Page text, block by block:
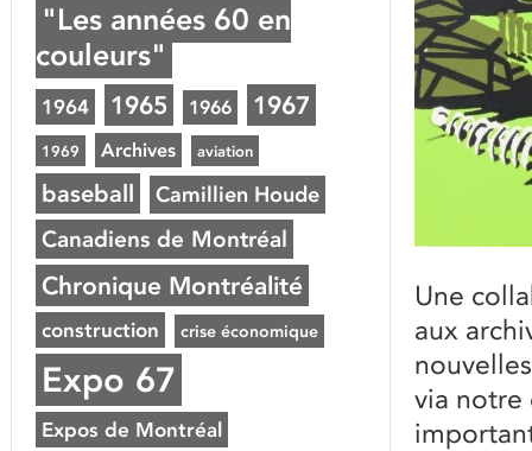
Une
aux
via notre
"Les années 60 en
couleurs"
1964 1965 1966 1967
1969 Archives aviation
baseball Camillien Houde
Canadiens de Montréal
Chronique Montréalité
construction crise économique
Expo 67
Expos de Montréal